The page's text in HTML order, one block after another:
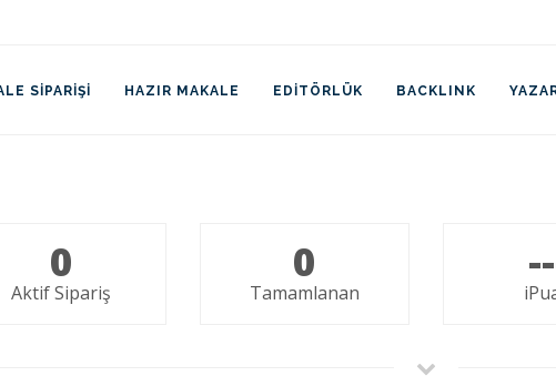
SIPARIŞI HAZIR MAKALE EDITÖRLÜK BACKLINK
0
Aktif Sipariş
0
Tamamlanan